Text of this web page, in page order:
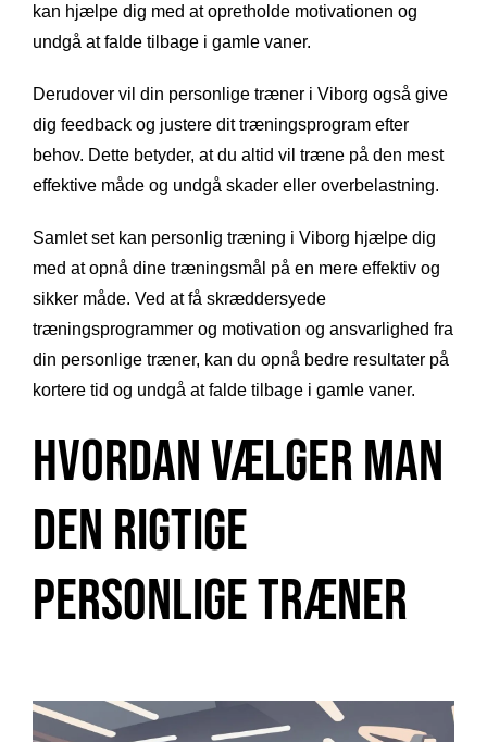
kan hjælpe dig med at opretholde motivationen og
undgå at falde tilbage i gamle vaner.
Derudover vil din personlige træner i Viborg også give
dig feedback og justere dit træningsprogram efter
behov. Dette betyder, at du altid vil træne på den mest
effektive måde og undgå skader eller overbelastning.
Samlet set kan personlig træning i Viborg hjælpe dig
med at opnå dine træningsmål på en mere effektiv og
sikker måde. Ved at få skræddersyede
træningsprogrammer og motivation og ansvarlighed fra
din personlige træner, kan du opnå bedre resultater på
kortere tid og undgå at falde tilbage i gamle vaner.
Hvordan Vælger Man
den Rigtige
Personlige Træner